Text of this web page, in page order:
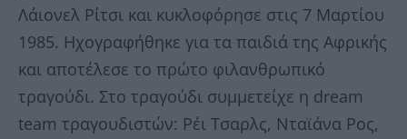
Λάιονελ Ρίτσι και κυκλοφόρησε στις 7 Μαρτίου
1985. Ηχογραφήθηκε για τα παιδιά της Αφρικής
και αποτέλεσε το πρώτο φιλανθρωπικό
τραγούδι. Στο τραγούδι συμμετείχε η dream
team τραγουδιστών: Ρέι Τσαρλς, Νταϊάνα Ρος,